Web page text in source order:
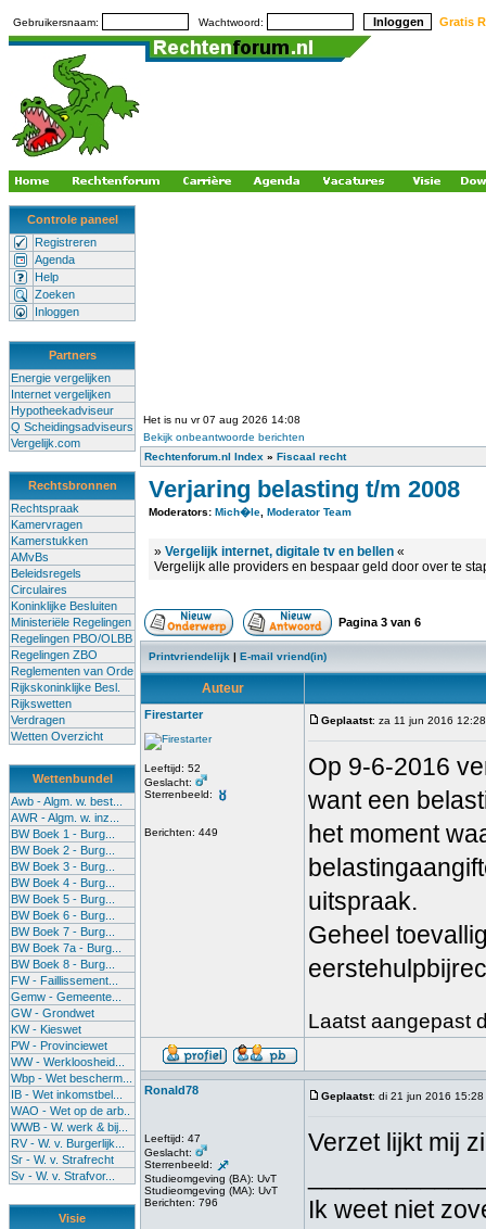
Gebruikersnaam: Wachtwoord: Gratis
Controle paneel
Registreren
Agenda
Help
Zoeken
Inloggen
Partners
Energie vergelijken
Internet vergelijken
Hypotheekadviseur
Q Scheidingsadviseurs
Vergelijk.com
Rechtsbronnen
Rechtspraak
Kamervragen
Kamerstukken
AMvBs
Beleidsregels
Circulaires
Koninklijke Besluiten
Ministeriële Regelingen
Regelingen PBO/OLBB
Regelingen ZBO
Reglementen van Orde
Rijkskoninklijke Besl.
Rijkswetten
Verdragen
Wetten Overzicht
Wettenbundel
Awb - Algm. w. best...
AWR - Algm. w. inz...
BW Boek 1 - Burg...
BW Boek 2 - Burg...
BW Boek 3 - Burg...
BW Boek 4 - Burg...
BW Boek 5 - Burg...
BW Boek 6 - Burg...
BW Boek 7 - Burg...
BW Boek 7a - Burg...
BW Boek 8 - Burg...
FW - Faillissement...
Gemw - Gemeente...
GW - Grondwet
KW - Kieswet
PW - Provinciewet
WW - Werkloosheid...
Wbp - Wet bescherm...
IB - Wet inkomstbel...
WAO - Wet op de arb..
WWB - W. werk & bij...
RV - W. v. Burgerlijk...
Sr - W. v. Strafrecht
Sv - W. v. Strafvor...
Visie
Het is nu vr 07 aug 2026 14:08
Bekijk onbeantwoorde berichten
Rechtenforum.nl Index » Fiscaal recht
Verjaring belasting t/m 2008
Moderators: Mich�le Moderator Team
» Vergelijk internet, digitale tv en bellen «
Vergelijk alle providers en bespaar geld door over te
Pagina 3 van 6
Printvriendelijk | E-mail vriend(in)
Auteur
Firestarter
Leeftijd: 52
Geslacht:
Sterrenbeeld:
Berichten: 449
Geplaatst: za 11 jun 2016 12:28
Op 9-6-2016
want een
het moment
uitspraak.
Geheel
Laatst aangepast
Ronald78
Leeftijd: 47
Geslacht:
Sterrenbeeld:
Studieomgeving (BA): UvT
Studieomgeving (MA): UvT
Berichten: 796
Geplaatst: di 21 jun 2016 15:28
Verzet lijkt mij
Ik weet niet